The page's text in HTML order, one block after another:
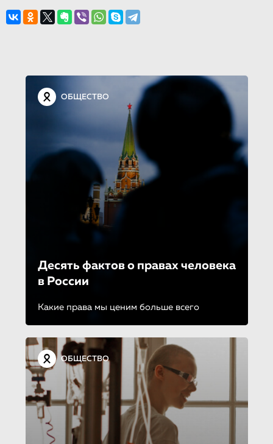
ОБЩЕСТВО
Десять фактов о правах человека
в России
Какие права мы ценим больше всего
ОБЩЕСТВО